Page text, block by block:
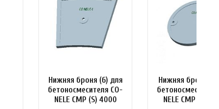
Нижняя броня (6) для
бетоносмесителя CO-
NELE CMP (S) 4000
Нижняя броня (1)
бетоносмесителя
NELE CMP (S)